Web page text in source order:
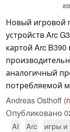
Новый игровой
устройств Arc
картой Arc
аналогичный
потребляемой
Andreas Osthoff (
Опубликовано
AI Arc игры и